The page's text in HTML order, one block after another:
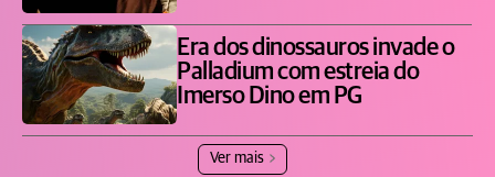
Era dos dinossauros invade o
Palladium com estreia do
Imerso Dino em PG
Ver mais